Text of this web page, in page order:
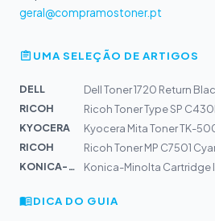
geral@compramostoner.pt
UMA SELEÇÃO DE ARTIGOS
DELL
Dell Toner 1720 Return
RICOH
KYOCERA
Kyocera Mita Toner TK-
RICOH
KONICA-MIN...
Konica-Minolta Cartridge
DICA DO GUIA